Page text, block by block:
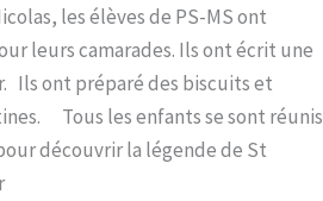
les élèves de PS-MS ont
leurs camarades. Ils ont écrit une
Ils ont préparé des biscuits et
Tous les enfants se sont réunis
découvrir la légende de St